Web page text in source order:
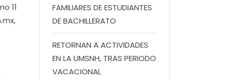
11
FAMILIARES DE ESTUDIANTES
DE BACHILLERATO
RETORNAN A ACTIVIDADES
EN LA UMSNH, TRAS PERIODO
VACACIONAL